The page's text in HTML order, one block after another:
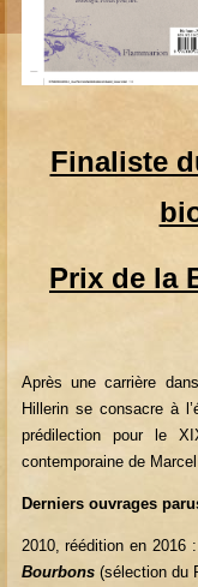
Finaliste
Prix de la
Après une carrière
Hillerin se consacre à
prédilection pour le
contemporaine de
Derniers ouvrages
2010, réédition en 2016 :
Bourbons (sélection du